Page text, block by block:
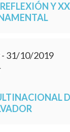
Y
31/10/2019